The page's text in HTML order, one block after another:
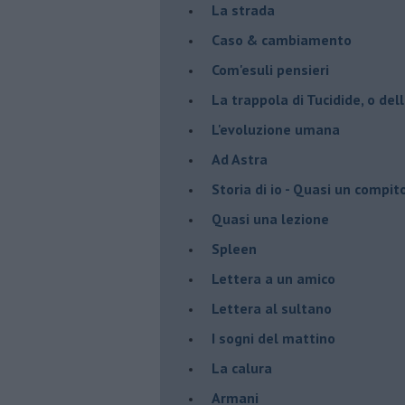
La strada
Caso & cambiamento
Com'esuli pensieri
La trappola di Tucidide, o
L'evoluzione umana
Ad Astra
Storia di io - Quasi un
Quasi una lezione
Spleen
Lettera a un amico
Lettera al sultano
I sogni del mattino
La calura
Armani